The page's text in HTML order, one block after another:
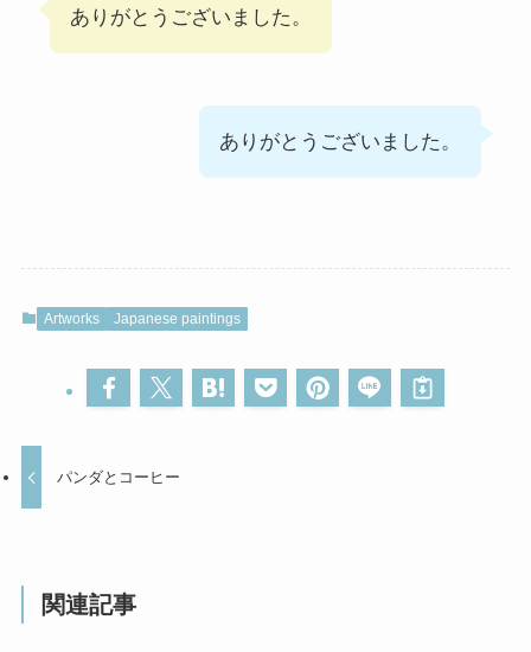
ありがとうございました。
ありがとうございました。
Artworks Japanese paintings
パンダとコーヒー
関連記事